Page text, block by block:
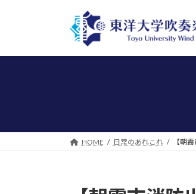
プ
動
HOME 日常のあれこれ 【朝